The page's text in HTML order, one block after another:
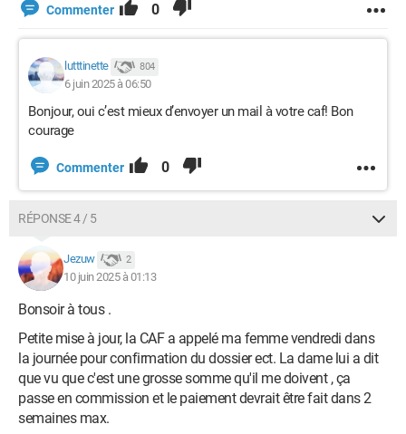
Commenter 0
lutttinette 804
6 juin 2025 à 06:50
Bonjour, oui c’est mieux d’envoyer un mail à votre caf! Bon
courage
Commenter 0
RÉPONSE 4 / 5
Jezuw 2
10 juin 2025 à 01:13
Bonsoir à tous .
Petite mise à jour, la CAF a appelé ma femme vendredi dans
la journée pour confirmation du dossier ect. La dame lui a dit
que vu que c'est une grosse somme qu'il me doivent , ça
passe en commission et le paiement devrait être fait dans 2
semaines max.